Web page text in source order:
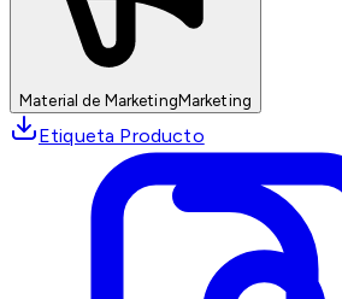
Material de MarketingMarketing
Etiqueta Producto